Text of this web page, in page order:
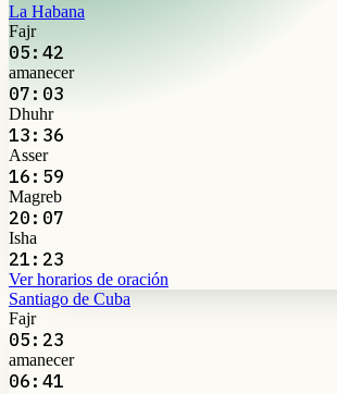
La Habana
Fajr
05:42
amanecer
07:03
Dhuhr
13:36
Asser
16:59
Magreb
20:07
Isha
21:23
Ver horarios de oración
Santiago de Cuba
Fajr
05:23
amanecer
06:41